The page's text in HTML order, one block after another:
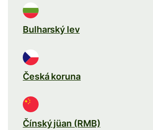
Bulharský lev
Česká koruna
Čínský jüan (RMB)